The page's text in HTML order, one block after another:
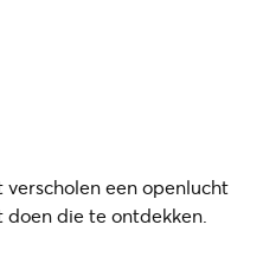
een openlucht
die te ontdekken.